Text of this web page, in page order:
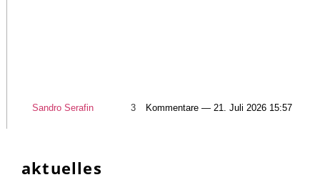
Sandro Serafin 3 Kommentare — 21. Juli 2026 15:57
aktuelles